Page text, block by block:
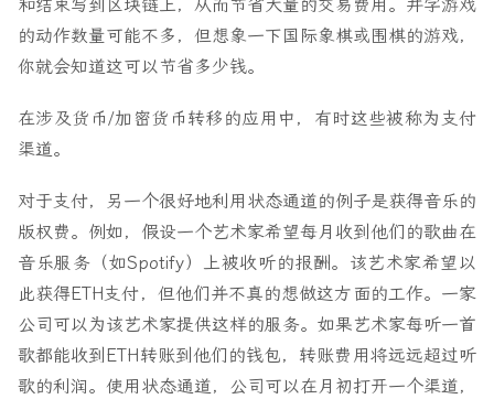
和结束写到区块链上，从而节省大量的交易费用。井字游戏
的动作数量可能不多，但想象一下国际象棋或围棋的游戏，
你就会知道这可以节省多少钱。
在涉及货币/加密货币转移的应用中，有时这些被称为支付
渠道。
对于支付，另一个很好地利用状态通道的例子是获得音乐的
版权费。例如，假设一个艺术家希望每月收到他们的歌曲在
音乐服务（如Spotify）上被收听的报酬。该艺术家希望以
此获得ETH支付，但他们并不真的想做这方面的工作。一家
公司可以为该艺术家提供这样的服务。如果艺术家每听一首
歌都能收到ETH转账到他们的钱包，转账费用将远远超过听
歌的利润。使用状态通道，公司可以在月初打开一个渠道，